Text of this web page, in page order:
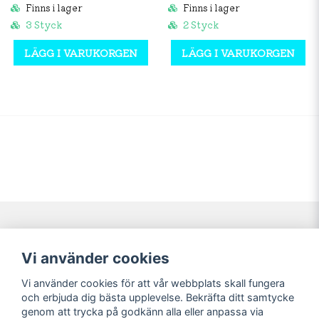
Finns i lager
3 Styck
LÄGG I VARUKORGEN
Finns i lager
2 Styck
LÄGG I VARUKORGEN
Navigering
Nyheter!
Förbeställning
Mitt konto
Logga in
Registrera dig
Glömt lösenord?
Vi använder cookies
Vi använder cookies för att vår webbplats skall fungera
och erbjuda dig bästa upplevelse. Bekräfta ditt samtycke
genom att trycka på godkänn alla eller anpassa via